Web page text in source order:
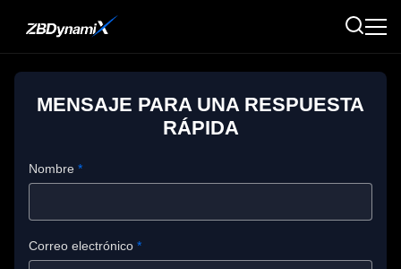
MENSAJE PARA UNA RESPUESTA
RÁPIDA
Nombre *
Correo electrónico *